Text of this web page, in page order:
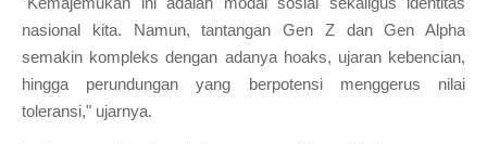
nasional kita. Namun, tantangan Gen Z dan Gen Alpha
semakin kompleks dengan adanya hoaks, ujaran kebencian,
hingga perundungan yang berpotensi menggerus nilai
toleransi," ujarnya.